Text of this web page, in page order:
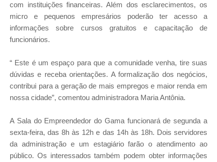
com instituições financeiras. Além dos esclarecimentos, os
micro e pequenos empresários poderão ter acesso a
informações sobre cursos gratuitos e capacitação de
funcionários.
“ Este é um espaço para que a comunidade venha, tire suas
dúvidas e receba orientações. A formalização dos negócios,
contribui para a geração de mais empregos e maior renda em
nossa cidade”, comentou administradora Maria Antônia.
A Sala do Empreendedor do Gama funcionará de segunda a
sexta-feira, das 8h às 12h e das 14h às 18h. Dois servidores
da administração e um estagiário farão o atendimento ao
público. Os interessados também podem obter informações